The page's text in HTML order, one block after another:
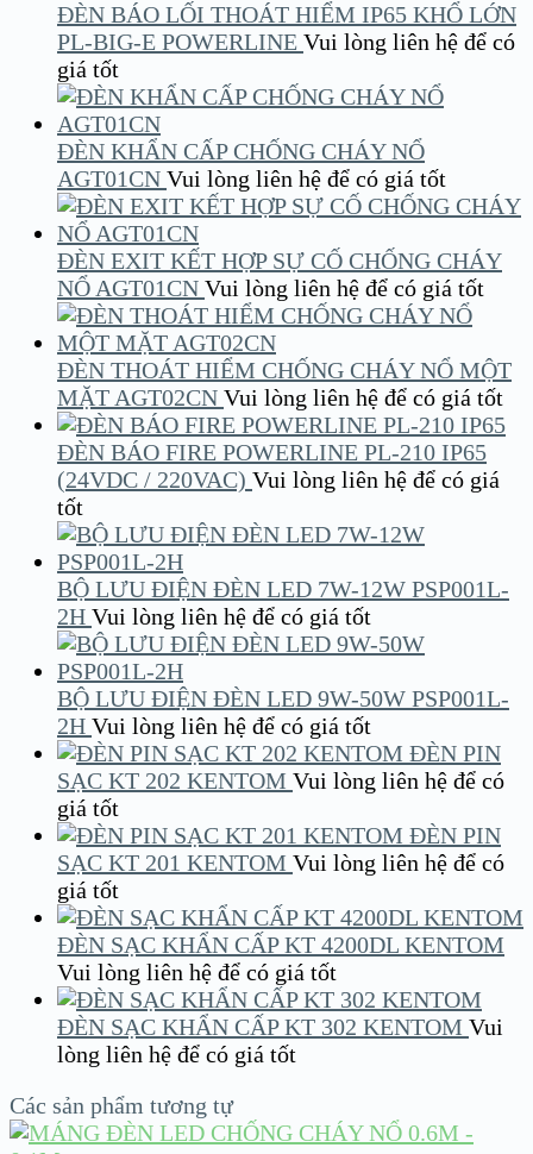
ĐÈN BÁO LỐI THOÁT HIỂM IP65 KHỔ LỚN
PL-BIG-E POWERLINE Vui lòng liên hệ để có
giá tốt
ĐÈN KHẨN CẤP CHỐNG CHÁY NỔ
AGT01CN Vui lòng liên hệ để có giá tốt
ĐÈN EXIT KẾT HỢP SỰ CỐ CHỐNG CHÁY
NỔ AGT01CN Vui lòng liên hệ để có giá tốt
ĐÈN THOÁT HIỂM CHỐNG CHÁY NỔ MỘT
MẶT AGT02CN Vui lòng liên hệ để có giá tốt
ĐÈN BÁO FIRE POWERLINE PL-210 IP65
(24VDC / 220VAC) Vui lòng liên hệ để có giá
tốt
BỘ LƯU ĐIỆN ĐÈN LED 7W-12W PSP001L-
2H Vui lòng liên hệ để có giá tốt
BỘ LƯU ĐIỆN ĐÈN LED 9W-50W PSP001L-
2H Vui lòng liên hệ để có giá tốt
ĐÈN PIN
SẠC KT 202 KENTOM Vui lòng liên hệ để có
giá tốt
ĐÈN PIN
SẠC KT 201 KENTOM Vui lòng liên hệ để có
giá tốt
ĐÈN SẠC KHẨN CẤP KT 4200DL KENTOM
Vui lòng liên hệ để có giá tốt
ĐÈN SẠC KHẨN CẤP KT 302 KENTOM Vui
lòng liên hệ để có giá tốt
Các sản phẩm tương tự